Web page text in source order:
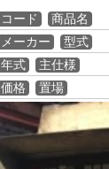
コード
商品名
メーカー
型式
年式
主仕様
価格
置場